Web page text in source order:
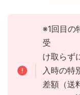
※1回目の
受
け取らず
入時の特
差額（送